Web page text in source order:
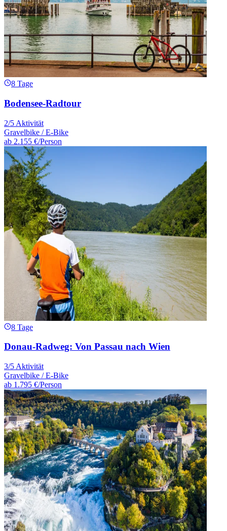
8 Tage
Bodensee-Radtour
2/5 Aktivität
Gravelbike / E-Bike
ab 2.155 €/Person
8 Tage
Donau-Radweg: Von Passau nach Wien
3/5 Aktivität
Gravelbike / E-Bike
ab 1.795 €/Person